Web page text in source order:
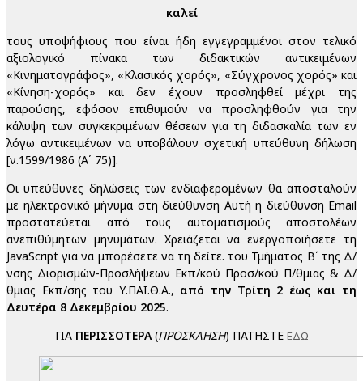
καλεί
τους υποψήφιους που είναι ήδη εγγεγραμμένοι στον τελικό
αξιολογικό πίνακα των διδακτικών αντικειμένων
«Κινηματογράφος», «Κλασικός χορός», «Σύγχρονος χορός» και
«Κίνηση-χορός» και δεν έχουν προσληφθεί μέχρι της
παρούσης, εφόσον επιθυμούν να προσληφθούν για την
κάλυψη των συγκεκριμένων θέσεων για τη διδασκαλία των εν
λόγω αντικειμένων να υποβάλουν σχετική υπεύθυνη δήλωση
[ν.1599/1986 (Α΄ 75)].
Οι υπεύθυνες δηλώσεις των ενδιαφερομένων θα αποσταλούν
με ηλεκτρονικό μήνυμα στη διεύθυνση Αυτή η διεύθυνση Email
προστατεύεται από τους αυτοματισμούς αποστολέων
ανεπιθύμητων μηνυμάτων. Χρειάζεται να ενεργοποιήσετε τη
JavaScript για να μπορέσετε να τη δείτε. του Τμήματος Β΄ της Δ/
νσης Διορισμών-Προσλήψεων Εκπ/κού Προσ/κού Π/θμιας & Δ/
θμιας Εκπ/σης του Υ.ΠΑΙ.Θ.Α., από την Τρίτη 2 έως και τη
Δευτέρα 8 Δεκεμβρίου 2025.
ΓΙΑ ΠΕΡΙΣΣΟΤΕΡΑ(ΠΡΟΣΚΛΗΣΗ) ΠΑΤΗΣΤΕ ΕΔΩ